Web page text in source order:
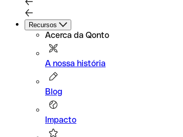
Recursos
Acerca da Qonto
A nossa história
Blog
Impacto